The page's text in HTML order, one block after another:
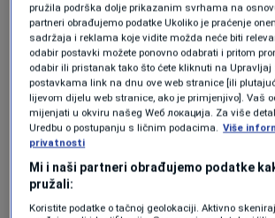
premijer Nermin Nikšić naveo
povjerljiv dokument koji se,
od javnosti”,mišljenja Admir
No, ono što se zna je da je Uredbi
povlačenje iz parlamentarne
zakona koji bi garantovao veća
primanja u trenutku dok
pružila podrška dolje prikazanim svrhama na
partneri obrađujemo podatke Ukoliko je praćenje
sadržaja i reklama koje vidite možda neće biti
odabir postavki možete ponovno odabrati i pritom
odabir ili pristanak tako što ćete kliknuti na Upravljaj
postavkama link na dnu ove web stranice [ili
lijevom dijelu web stranice, ako je primjenjivo]. Vaš
mijenjati u okviru našeg Wеб локација. Za više
Uredbu o postupanju s ličnim podacima. Više
privatnosti
Mi i naši partneri obrađujemo podatke
pružali:
Koristite podatke o tačnoj geolokaciji. Aktivno